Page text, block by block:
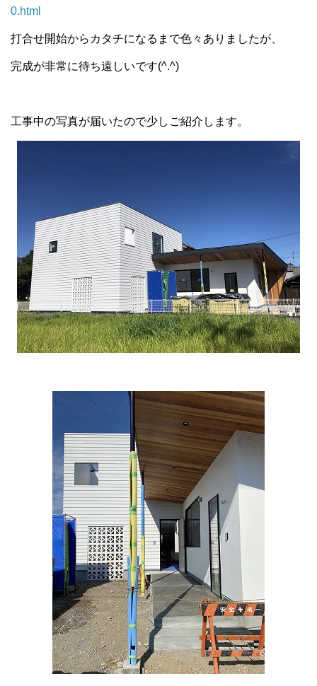
0.html
打合せ開始からカタチになるまで色々ありましたが、
完成が非常に待ち遠しいです(^.^)
工事中の写真が届いたので少しご紹介します。